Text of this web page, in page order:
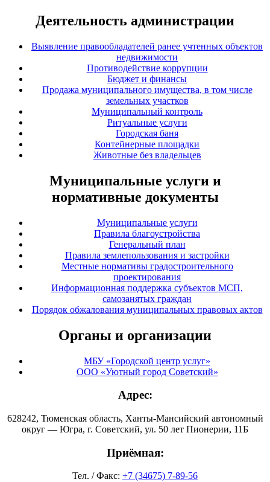
Деятельность администрации
Выявление правообладателей ранее учтенных объектов
недвижимости
Противодействие коррупции
Бюджет и финансы
Продажа муниципального имущества, в том числе
земельных участков
Муниципальный контроль
Ритуальные услуги
Городская баня
Контейнерные площадки
Животные без владельцев
Муниципальные услуги и
нормативные документы
Муниципальные услуги
Правила благоустройства
Генеральный план
Правила землепользования и застройки
Местные нормативы градостроительного
проектирования
Информационная поддержка субъектов МСП,
самозанятых граждан
Порядок обжалования муниципальных правовых актов
Органы и организации
МБУ «Городской центр услуг»
ООО «Уютный город Советский»
Адрес:
628242, Тюменская область, Ханты-Мансийский автономный
округ — Югра, г. Советский, ул. 50 лет Пионерии, 11Б
Приёмная:
Тел. / Факс: +7 (34675) 7-89-56